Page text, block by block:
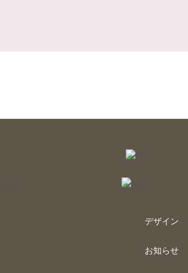
デザイン
お知らせ